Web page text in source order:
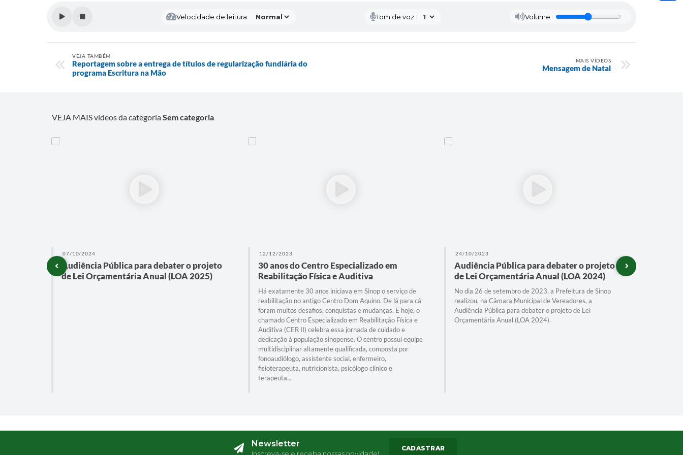
Velocidade de leitura: Tom de voz: Volume
VEJA TAMBÉM
Reportagem sobre a entrega de títulos de regularização fundiária do
programa Escritura na Mão
MAIS VÍDEOS
Mensagem de Natal
VEJA MAIS vídeos da categoriaSem categoria
07/10/2024
Audiência Pública para debater o projeto
de Lei Orçamentária Anual (LOA 2025)
12/12/2023
30 anos do Centro Especializado em
Reabilitação Física e Auditiva
Há exatamente 30 anos iniciava em Sinop o serviço de
reabilitação no antigo Centro Dom Aquino. De lá para cá
foram muitos desafios, conquistas e mudanças. E hoje, o
chamado Centro Especializado em Reabilitação Física e
Auditiva (CER II) celebra essa jornada de cuidado e
dedicação à população sinopense. O centro possui equipe
multidisciplinar altamente qualificada, composta por
fonoaudiólogo, assistente social, enfermeiro,
fisioterapeuta, nutricionista, psicólogo clínico e
terapeuta...
24/10/2023
Audiência Pública para debater o projeto
de Lei Orçamentária Anual (LOA 2024)
No dia 26 de setembro de 2023, a Prefeitura de Sinop
realizou, na Câmara Municipal de Vereadores, a
Audiência Pública para debater o projeto de Lei
Orçamentária Anual (LOA 2024).
Newsletter
Inscreva-se e receba nossas novidade!
CADASTRAR